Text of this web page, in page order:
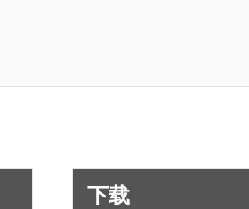
下载